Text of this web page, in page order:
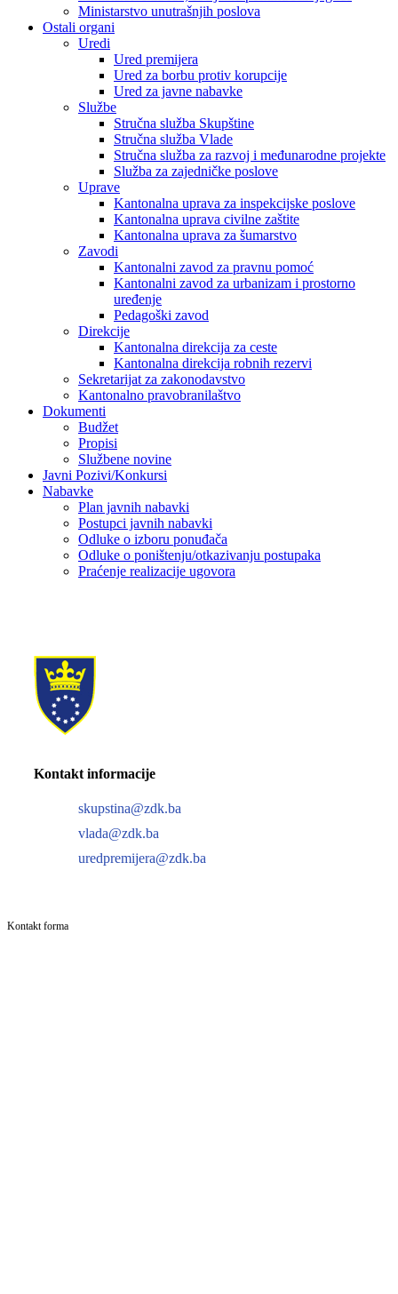
Ministarstvo unutrašnjih poslova
Ostali organi
Uredi
Ured premijera
Ured za borbu protiv korupcije
Ured za javne nabavke
Službe
Stručna služba Skupštine
Stručna služba Vlade
Stručna služba za razvoj i međunarodne projekte
Služba za zajedničke poslove
Uprave
Kantonalna uprava za inspekcijske poslove
Kantonalna uprava civilne zaštite
Kantonalna uprava za šumarstvo
Zavodi
Kantonalni zavod za pravnu pomoć
Kantonalni zavod za urbanizam i prostorno
uređenje
Pedagoški zavod
Direkcije
Kantonalna direkcija za ceste
Kantonalna direkcija robnih rezervi
Sekretarijat za zakonodavstvo
Kantonalno pravobranilaštvo
Dokumenti
Budžet
Propisi
Službene novine
Javni Pozivi/Konkursi
Nabavke
Plan javnih nabavki
Postupci javnih nabavki
Odluke o izboru ponuđača
Odluke o poništenju/otkazivanju postupaka
Praćenje realizacije ugovora
Kontakt informacije
skupstina@zdk.ba
vlada@zdk.ba
uredpremijera@zdk.ba
Kontakt forma